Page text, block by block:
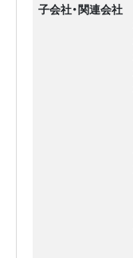
子会社・関連会社